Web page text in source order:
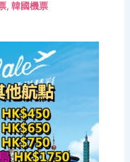
,韓國機票